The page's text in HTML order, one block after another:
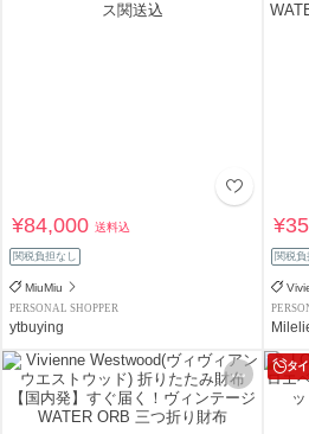
¥84,000送料込
関税負担なし
MiuMiu
PERSONAL SHOPPER
ytbuying
関税負
タ